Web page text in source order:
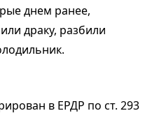
днем ранее,
драку, разбили
в ЕРДР по ст. 293